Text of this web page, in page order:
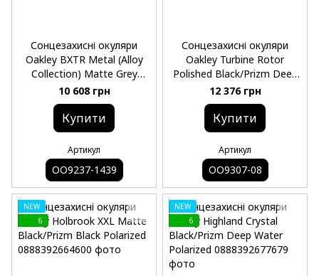
Сонцезахисні окуляри
Oakley BXTR Metal (Alloy
Collection) Matte Grey
Ink&Vintage Gold/Prizm
Black
10 608 грн
Купити
Артикул
OO9237-1439
Сонцезахисні окуляри
Oakley Turbine Rotor
Polished Black/Prizm Deep
Water Polarized
12 376 грн
Купити
Артикул
OO9307-08
NEW
6
NEW
6